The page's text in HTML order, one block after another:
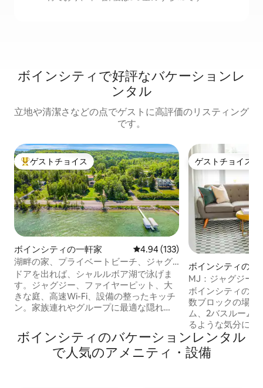
ボインシティで好評なバケーションレ
ンタル
立地や清潔さなどの点でゲストに高評価のリスティング
です。
大好評のゲストチョイスです。
ゲストチョイス
ボインシティの一軒家 レビュー133件、5つ星中4.94つ
4.94 (133)
湖畔の家、プライベートビーチ、ジャグ
ジー、焚き火台
ドアを出れば、シャルルボア湖で泳げま
す。ジャグジー、ファイヤーピット、大
きな庭、高速Wi-Fi、設備の整ったキッチ
ン。家族連れやグループに最適な隠れ
畔 💧 露天風呂・ジャグジー＋湖の景色 🔥
焚き火台 ⛱️ ビーチと遊び場まで2マイル
🚤 ボート乗り場まで0.5マイル 🏋️‍♀️フィッ
トネスセンターまで0.5マイル ⛷️ボインマ
ゲストチョイス
ゲストチョイス
ボインシティの一
MJ：ジャグジー
ー場まで7分
ボインシティのダ
数ブロックの場所
ム、2バスルーム
るような気分にさ
にはたくさんのデ
ます。 子供部屋
ムがあります。
ボインシティのバケーションレンタル
で人気のアメニティ・設備